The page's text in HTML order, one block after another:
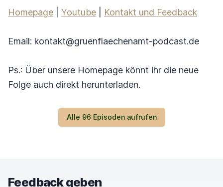
Homepage Youtube Kontakt und Feedback
Email: kontakt@gruenflaechenamt-podcast.de
Ps.: Über unsere Homepage könnt ihr die neue
Folge auch direkt herunterladen.
Alle 96 Episoden aufrufen
Feedback geben